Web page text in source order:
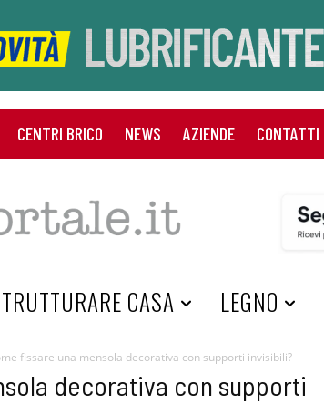
CENTRI BRICO NEWS AZIENDE CONTATTI
CASA LEGNO
fissare una mensola decorativa con supporti invisibili?
decorativa con supporti